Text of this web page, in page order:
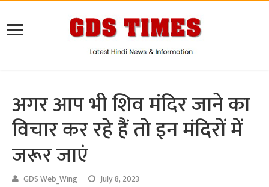
अगर आप भी शिव मंदिर जाने का
विचार कर रहे हैं तो इन मंदिरों में
जरूर जाएं
GDS Web_Wing July 8, 2023